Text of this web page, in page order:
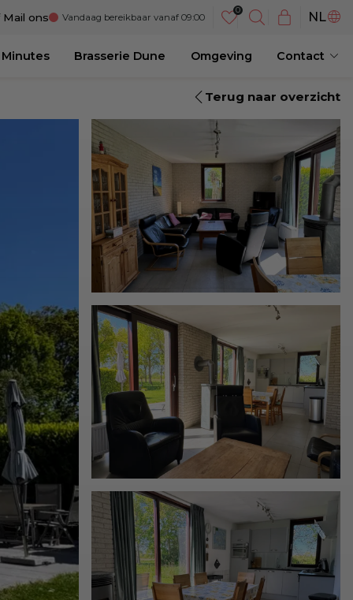
Mail ons Vandaag bereikbaar vanaf 09:00 NLDE
EN
Brasserie Dune Omgeving Contact
Terug naar overzicht